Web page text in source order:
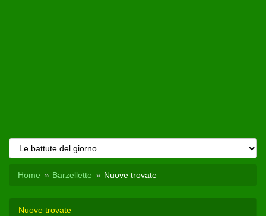
Home Barzellette Nuove trovate
Nuove trovate